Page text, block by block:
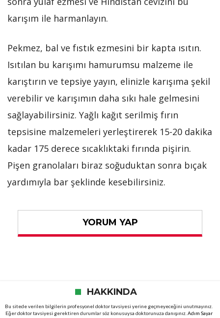
karışım ile harmanlayın.
Pekmez, bal ve fıstık ezmesini bir kapta ısıtın.
Isıtılan bu karışımı hamurumsu malzeme ile
karıştırın ve tepsiye yayın, elinizle karışıma şekil
verebilir ve karışımın daha sıkı hale gelmesini
sağlayabilirsiniz. Yağlı kağıt serilmiş fırın
tepsisine malzemeleri yerleştirerek 15-20 dakika
kadar 175 derece sıcaklıktaki fırında pişirin.
Pişen granolaları biraz soğuduktan sonra bıçak
yardımıyla bar şeklinde kesebilirsiniz.
YORUM YAP
HAKKINDA
Bu sitede verilen bilgilerin profesyonel doktor tavsiyesi yerine geçmeyeceğini unutmayınız.
Eğer doktor tavsiyesi gerektiren durumlar söz konusuysa doktorunuza danışınız. Adım Sayar